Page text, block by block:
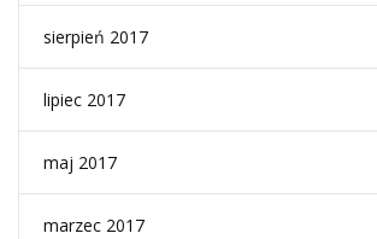
sierpień 2017
lipiec 2017
maj 2017
marzec 2017